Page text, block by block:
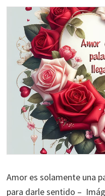
Amor es solamente una
para darle sentido –